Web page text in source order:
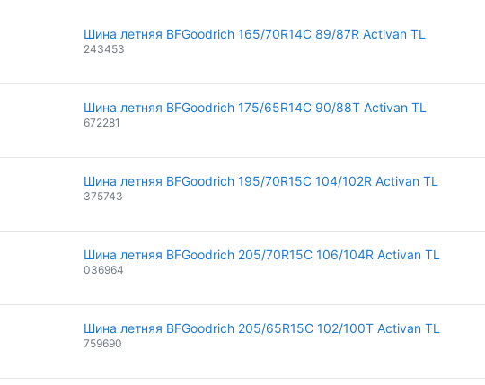
Шина летняя BFGoodrich 165/70R14C 89/87R Activan TL
243453
Шина летняя BFGoodrich 175/65R14C 90/88T Activan TL
672281
Шина летняя BFGoodrich 195/70R15C 104/102R Activan TL
375743
Шина летняя BFGoodrich 205/70R15C 106/104R Activan TL
036964
Шина летняя BFGoodrich 205/65R15C 102/100T Activan TL
759690